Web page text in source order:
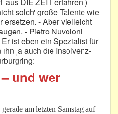
aus DIE ZEIT erfahren.)
solch' große Talente wie
ersetzen. - Aber vielleicht
- Pietro Nuvoloni
ist eben ein Spezialist für
ja auch die Insolvenz-
und wer
am letzten Samstag auf